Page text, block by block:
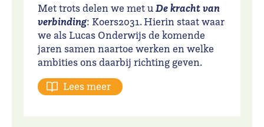
Met trots delen we met uDe kracht van
verbinding: Koers2031. Hierin staat waar
we als Lucas Onderwijs de komende
jaren samen naartoe werken en welke
ambities ons daarbij richting geven.
Lees meer